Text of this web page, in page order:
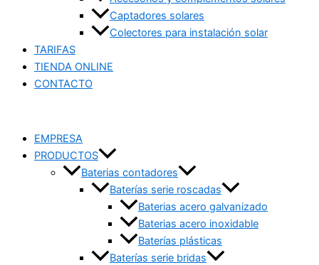
Captadores solares
Colectores para instalación solar
TARIFAS
TIENDA ONLINE
CONTACTO
EMPRESA
PRODUCTOS
Baterias contadores
Baterías serie roscadas
Baterias acero galvanizado
Baterias acero inoxidable
Baterías plásticas
Baterías serie bridas